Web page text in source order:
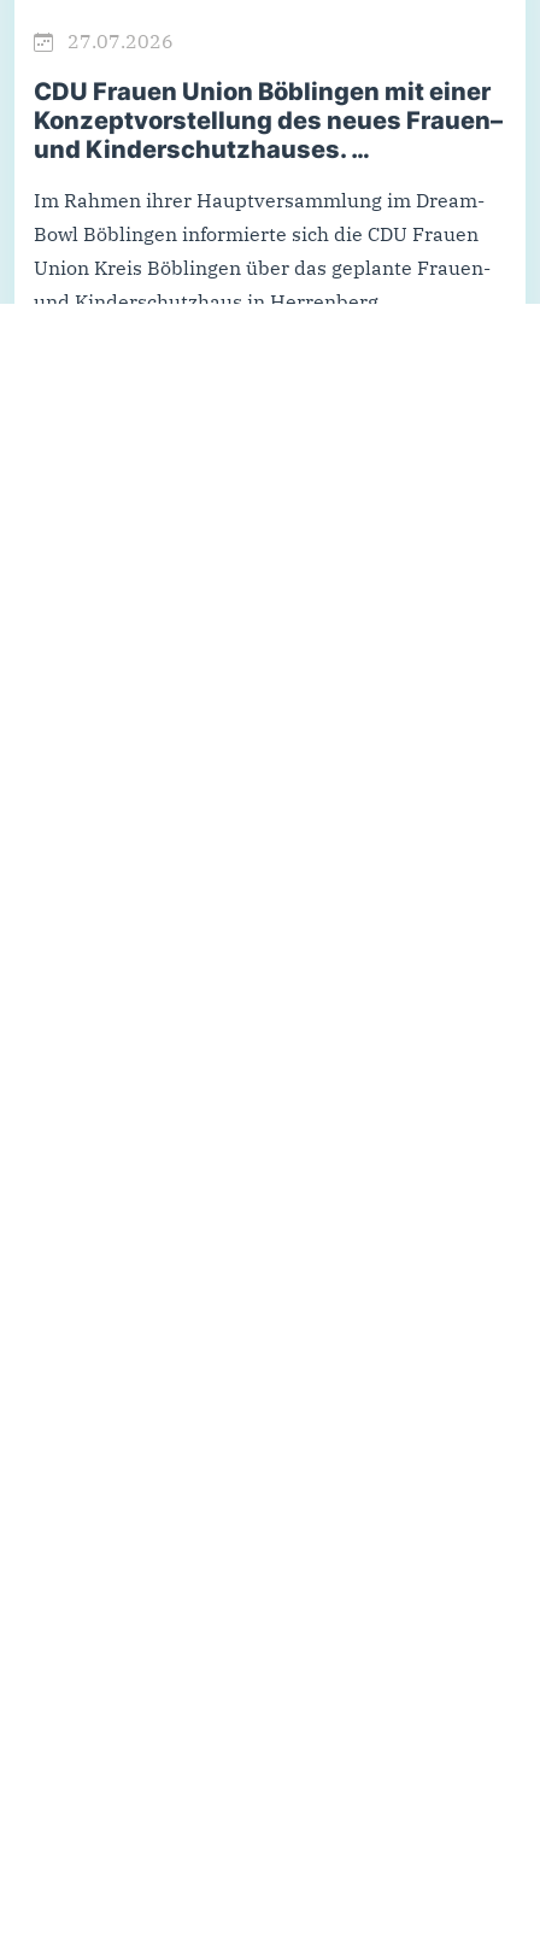
27.07.2026
CDU Frauen Union Böblingen mit einer
Konzeptvorstellung des neues Frauen–
und Kinderschutzhauses. …
Im Rahmen ihrer Hauptversammlung im Dream-
Bowl Böblingen informierte sich die CDU Frauen
Union Kreis Böblingen über das geplante Frauen-
und Kinderschutzhaus in Herrenberg.